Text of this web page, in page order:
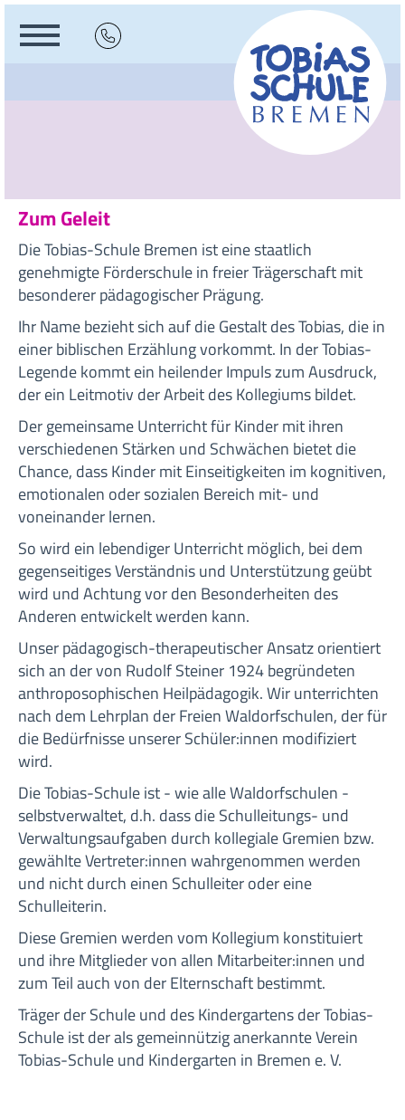
Zum Geleit
Die Tobias-Schule Bremen ist eine staatlich
genehmigte Förderschule in freier Trägerschaft mit
besonderer pädagogischer Prägung.
Ihr Name bezieht sich auf die Gestalt des Tobias, die in
einer biblischen Erzählung vorkommt. In der Tobias-
Legende kommt ein heilender Impuls zum Ausdruck,
der ein Leitmotiv der Arbeit des Kollegiums bildet.
Der gemeinsame Unterricht für Kinder mit ihren
verschiedenen Stärken und Schwächen bietet die
Chance, dass Kinder mit Einseitigkeiten im kognitiven,
emotionalen oder sozialen Bereich mit- und
voneinander lernen.
So wird ein lebendiger Unterricht möglich, bei dem
gegenseitiges Verständnis und Unterstützung geübt
wird und Achtung vor den Besonderheiten des
Anderen entwickelt werden kann.
Unser pädagogisch-therapeutischer Ansatz orientiert
sich an der von Rudolf Steiner 1924 begründeten
anthroposophischen Heilpädagogik. Wir unterrichten
nach dem Lehrplan der Freien Waldorfschulen, der für
die Bedürfnisse unserer Schüler:innen modifiziert
wird.
Die Tobias-Schule ist - wie alle Waldorfschulen -
selbstverwaltet, d.h. dass die Schulleitungs- und
Verwaltungsaufgaben durch kollegiale Gremien bzw.
gewählte Vertreter:innen wahrgenommen werden
und nicht durch einen Schulleiter oder eine
Schulleiterin.
Diese Gremien werden vom Kollegium konstituiert
und ihre Mitglieder von allen Mitarbeiter:innen und
zum Teil auch von der Elternschaft bestimmt.
Träger der Schule und des Kindergartens der Tobias-
Schule ist der als gemeinnützig anerkannte Verein
Tobias-Schule und Kindergarten in Bremen e. V.